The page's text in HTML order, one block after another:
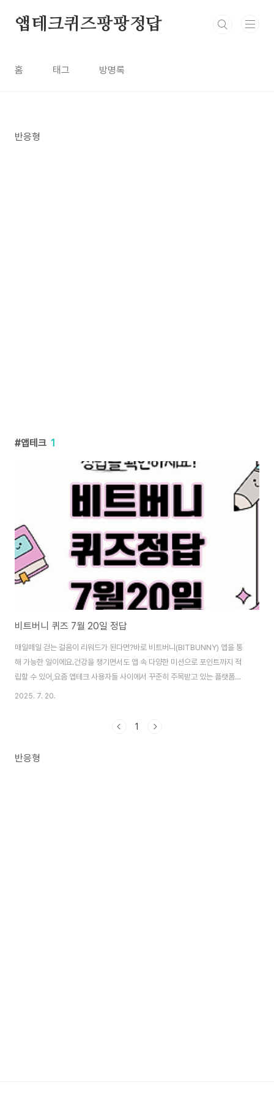
앱테크퀴즈팡팡정답
홈 태그 방명록
반응형
앱테크 1
비트버니 퀴즈 7월 20일 정답
매일매일 걷는 걸음이 리워드가 된다면?바로 비트버니(BITBUNNY) 앱을 통
해 가능한 일이에요.건강을 챙기면서도 앱 속 다양한 미션으로 포인트까지 적
립할 수 있어,요즘 앱테크 사용자들 사이에서 꾸준히 주목받고 있는 플랫폼이
죠.그중에서도 하루 한 문제씩 출제되는 비트버니 퀴즈는놓치면 아쉬운 꿀미션
을 빠르게 확인해보고 포인트 적립 기회를 놓치지 마세요!오늘의 문제는 거래
같았습니다.“시장에서는 제품을 사거나 팔 때 거래하고자 하는 가격을 00라고
2025. 7. 20.
1
반응형